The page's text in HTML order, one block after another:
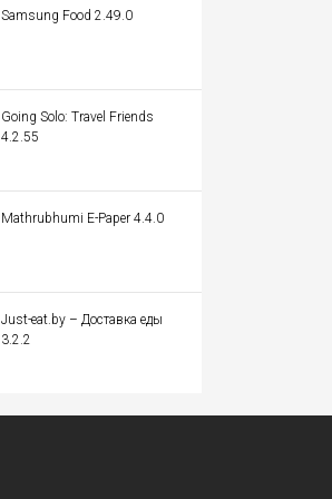
Samsung Food 2.49.0
Going Solo: Travel Friends
4.2.55
Mathrubhumi E-Paper 4.4.0
Just-eat.by – Доставка еды
3.2.2